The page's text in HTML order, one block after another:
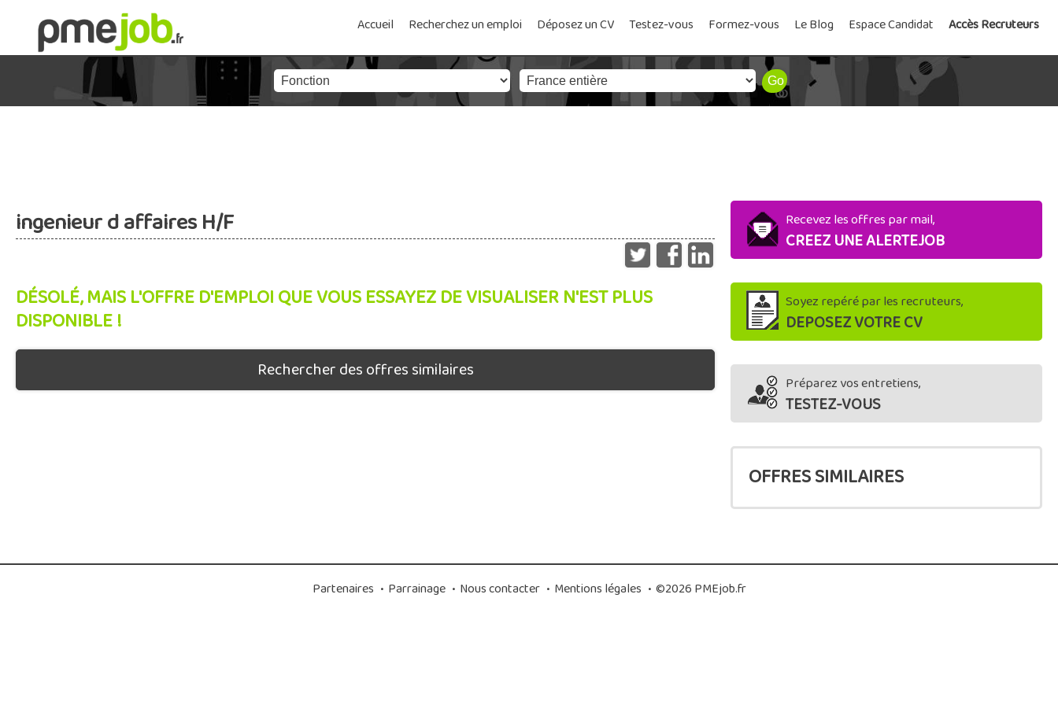
Accueil Recherchez un emploi Déposez un CV Testez-vous Formez-vous Le Blog Espace Candidat Accès Recruteurs
ingenieur d affaires H/F
DÉSOLÉ, MAIS L'OFFRE D'EMPLOI QUE VOUS ESSAYEZ DE VISUALISER N'EST PLUS
DISPONIBLE !
Rechercher des offres similaires
Recevez les offres par mail,
CREEZ UNE ALERTEJOB
Soyez repéré par les recruteurs,
DEPOSEZ VOTRE CV
Préparez vos entretiens,
TESTEZ-VOUS
OFFRES SIMILAIRES
Partenaires • Parrainage • Nous contacter • Mentions légales • ©2026 PMEjob.fr